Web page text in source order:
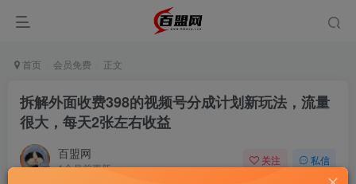
首页 会员免费 正文
拆解外面收费398的视频号分成计划新玩法，流量
很大，每天2张左右收益
百盟网
1个月前更新
关注 私信